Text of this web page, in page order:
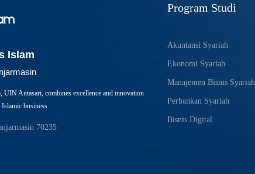
Islam
Antasari, combines excellence and innovation
business.
70235
Program Studi
Akuntansi Syariah
Ekonomi Syariah
Manajemen Bisnis Syariah
Perbankan Syariah
Bisnis Digital